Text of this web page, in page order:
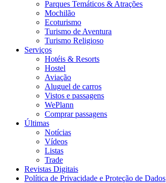
Parques Temáticos & Atrações
Mochilão
Ecoturismo
Turismo de Aventura
Turismo Religioso
Serviços
Hotéis & Resorts
Hostel
Aviação
Aluguel de carros
Vistos e passagens
WePlann
Comprar passagens
Últimas
Notícias
Vídeos
Listas
Trade
Revistas Digitais
Política de Privacidade e Proteção de Dados